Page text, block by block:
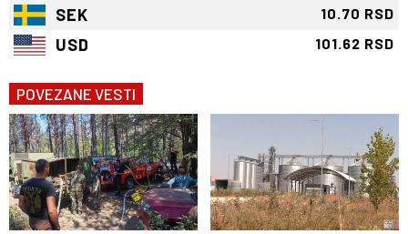
SEK 10.70 RSD
USD 101.62 RSD
POVEZANE VESTI